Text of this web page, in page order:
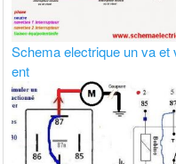
Schema electrique un va et
ent